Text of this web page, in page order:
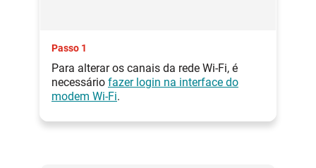
Passo 1
Para alterar os canais da rede Wi-Fi, é
necessário fazer login na interface do
modem Wi-Fi.